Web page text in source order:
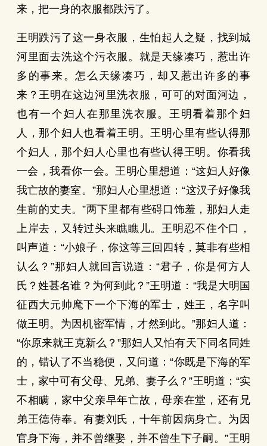
来，把一身的衣服都跌污了。
王明跌污了这一身衣服，生怕起人之疑，找到城
河里面去洗这个污衣服。就是天缘凑巧，惹出许
多的事来。怎么天缘凑巧，却又惹出许多的事
来？王明在这边河里洗衣服，可可的对面河边，
也有一个妇人在那里洗衣服。王明看着那个妇
人，那个妇人也看着王明。王明心里有些认得那
个妇人，那个妇人心里也有些认得王明。你看我
一会，我看你一会。王明心里想道：“这妇人好像
我亡故的妻室。”那妇人心里想道：“这汉子好像我
生前的丈夫。”两下里都有些碍口饰羞，那妇人走
上岸去，又转过头来瞧瞧儿。王明忍不住个口，
叫声道：“小娘子，你这等三回四转，莫非有些相
认么？”那妇人就回言说道：“君子，你是何方人
氏？姓甚名谁？为何到此？”王明道：“我是大明国
征西大元帅麾下一个下海的军士，姓王，名字叫
做王明。为因机密军情，才然到此。”那妇人道：
“你原来就王克新么？”那妇人又怕有天下同名同姓
的，错认了不当稳便，又问道：“你既是下海的军
士，家中可有父母、兄弟、妻子么？”王明道：“实
不相瞒，家中父亲早年亡故，母亲在堂，还有兄
弟王德侍奉。有妻刘氏，十年前因病身亡。为因
官身下海，并不曾继娶，并不曾生下子嗣。”王明